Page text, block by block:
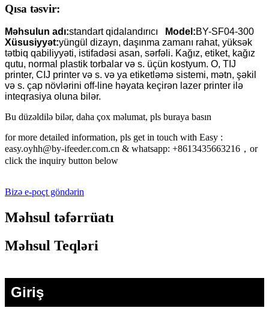
Qısa təsvir:
Məhsulun adı:standart qidalandırıcı Model:BY-SF04-300
Xüsusiyyət:yüngül dizayn, daşınma zamanı rahat, yüksək
tətbiq qabiliyyəti, istifadəsi asan, sərfəli. Kağız, etiket, kağız
qutu, normal plastik torbalar və s. üçün kostyum. O, TIJ
printer, CIJ printer və s. və ya etiketləmə sistemi, mətn, şəkil
və s. çap növlərini off-line həyata keçirən lazer printer ilə
inteqrasiya oluna bilər.
Bu düzəldilə bilər, daha çox məlumat, pls buraya basın
for more detailed information, pls get in touch with Easy :
easy.oyhh@by-ifeeder.com.cn & whatsapp: +8613435663216，or
click the inquiry button below
Bizə e-poçt göndərin
Məhsul təfərrüatı
Məhsul Teqləri
Giriş